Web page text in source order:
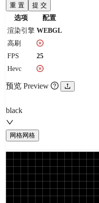
重 置
提 交
选项
配置
渲染引擎 WEBGL
高刷
FPS
25
Hevc
预览 Preview
black
网格网格